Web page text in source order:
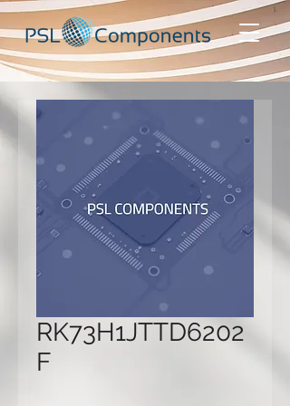
RK73H1JTTD6202
F